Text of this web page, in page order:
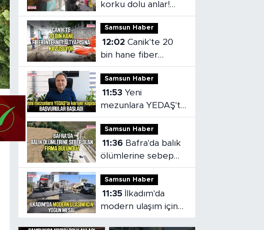
korku dolu anlar!
Market'te yangın
paniği
Samsun Haber
12:02 Canik'te 20
bin hane fiber
internet altyapısına
kavuşuyor
Samsun Haber
11:53
mezunlara YEDAŞ'ta
kariyer kapısı!
Başvurular başladı
Samsun Haber
11:36
ölümlerine sebep
olan firma bulundu
Samsun Haber
11:35
modern ulaşım için
yoğun mesai